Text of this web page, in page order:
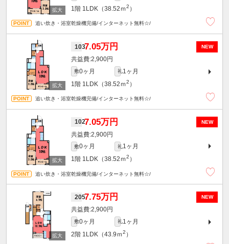
1階 1LDK（38.52ｍ2 ）
追い炊き・浴室乾燥機完備/インターネット無料☆/
NEW
1037.05万円
2,900円
敷0ヶ月 礼1ヶ月
1階 1LDK（38.52ｍ2 ）
追い炊き・浴室乾燥機完備/インターネット無料☆/
NEW
1027.05万円
2,900円
敷0ヶ月 礼1ヶ月
1階 1LDK（38.52ｍ2 ）
追い炊き・浴室乾燥機完備/インターネット無料☆/
NEW
2057.75万円
2,900円
敷0ヶ月 礼1ヶ月
2階 1LDK（43.9ｍ2 ）